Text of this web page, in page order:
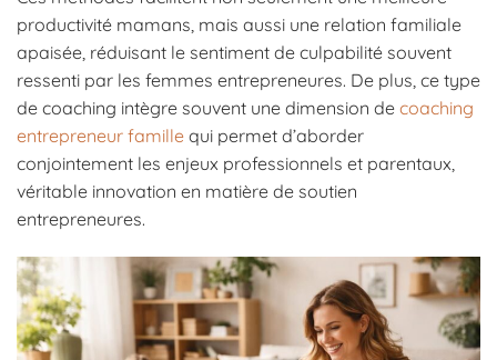
productivité mamans, mais aussi une relation familiale
apaisée, réduisant le sentiment de culpabilité souvent
ressenti par les femmes entrepreneures. De plus, ce type
de coaching intègre souvent une dimension de coaching
entrepreneur famille qui permet d’aborder
conjointement les enjeux professionnels et parentaux,
véritable innovation en matière de soutien
entrepreneures.